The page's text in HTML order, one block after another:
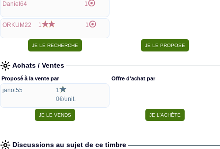
Daniel64 1
ORKUM22 1 1
Achats / Ventes
Proposé à la vente par
janot55
1
0€/unit.
Offre d'achat par
Discussions au sujet de ce timbre